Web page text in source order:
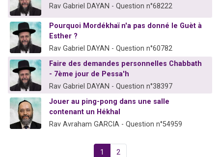
Rav Gabriel DAYAN - Question n°68222
Pourquoi Mordékhaï n'a pas donné le Guèt à
Esther ?
Rav Gabriel DAYAN - Question n°60782
Faire des demandes personnelles Chabbath
- 7ème jour de Pessa'h
Rav Gabriel DAYAN - Question n°38397
Jouer au ping-pong dans une salle
contenant un Hékhal
Rav Avraham GARCIA - Question n°54959
1 2